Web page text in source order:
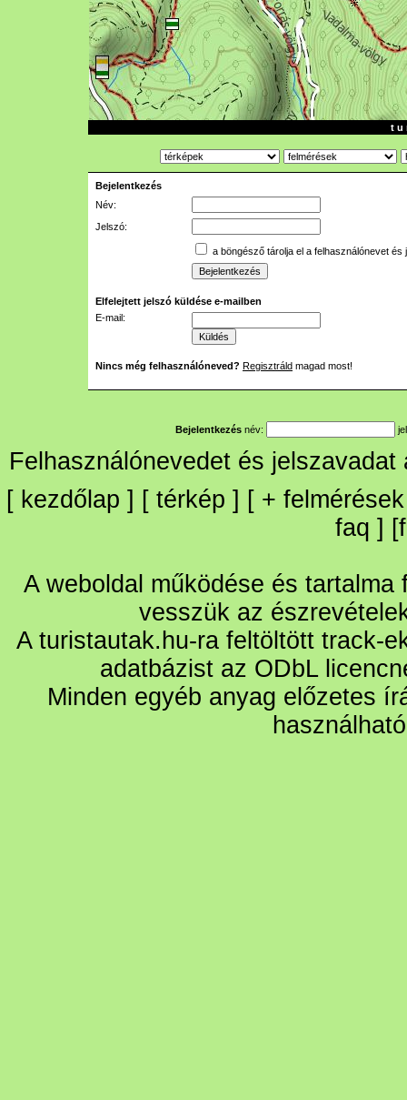
t u
Bejelentkezés
Név:
Jelszó:
a böngésző tárolja el a felhasználónevet és
Elfelejtett jelszó küldése e-mailben
E-mail:
Nincs még felhasználóneved? Regisztráld magad most!
Bejelentkezés név:
Felhasználónevedet és
[ kezdőlap ] [ térkép ] [ + felmérések
faq ] [
A weboldal működése és
vesszük az
A turistautak.hu-ra feltöltött track-
adatbázist az ODbL
Minden egyéb anyag előzetes